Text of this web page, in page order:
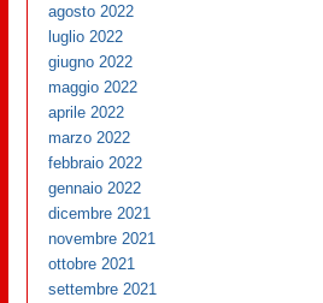
agosto 2022
luglio 2022
giugno 2022
maggio 2022
aprile 2022
marzo 2022
febbraio 2022
gennaio 2022
dicembre 2021
novembre 2021
ottobre 2021
settembre 2021